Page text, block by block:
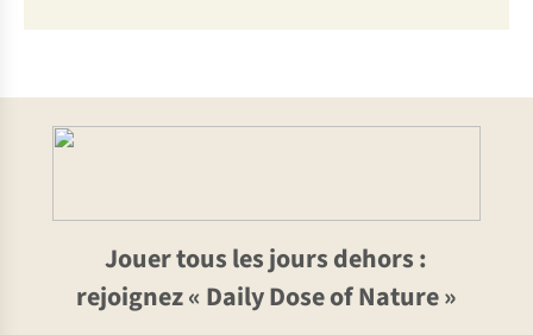
Jouer tous les jours dehors :
rejoignez « Daily Dose of Nature »